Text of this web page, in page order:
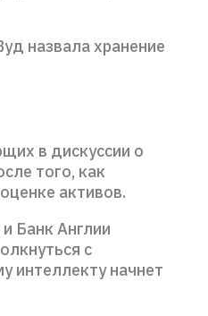
назвала хранение
в дискуссии о
того, как
активов.
Банк Англии
с
интеллекту начнет